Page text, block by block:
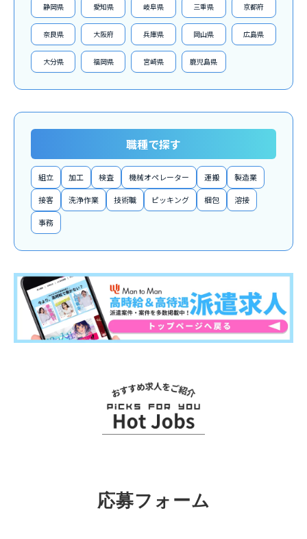
静岡県 愛知県 岐阜県 三重県 京都府
奈良県 大阪府 兵庫県 岡山県 広島県
大分県 福岡県 宮崎県 鹿児島県
職種で探す
組立 加工 検査 機械オペレーター 運搬 製造業
接客 洗浄作業 技術職 ピッキング 梱包 溶接
事務
応募フォーム